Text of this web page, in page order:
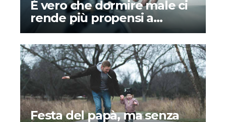
È vero che dormire male ci
rende più propensi a
credere ai complotti?
Festa del papà, ma senza